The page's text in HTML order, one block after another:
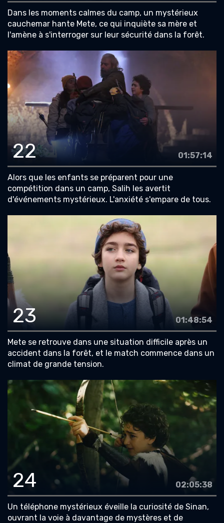
Dans les moments calmes du camp, un mystérieux
cauchemar hante Mete, ce qui inquiète sa mère et
l'amène à s'interroger sur leur sécurité dans la forêt.
22 01:57:14
Alors que les enfants se préparent pour une
compétition dans un camp, Salih les avertit
d'événements mystérieux. L'anxiété s'empare de tous.
23 01:48:54
Mete se retrouve dans une situation difficile après un
accident dans la forêt, et le match commence dans un
climat de grande tension.
24 02:05:38
Un téléphone mystérieux éveille la curiosité de Sinan,
ouvrant la voie à davantage de mystères et de